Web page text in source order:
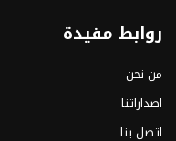
روابط مفيدة
من نحن
اصداراتنا
اتصل بنا